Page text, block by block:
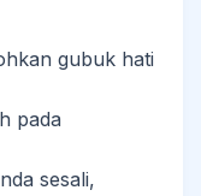
gubuk hati
pada
sesali,